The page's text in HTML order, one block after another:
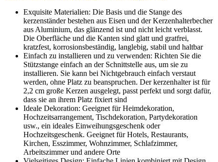
Exquisite Materialien: Die Basis und die Stange des
kerzenständer bestehen aus Eisen und der Kerzenhalterbecher
aus Aluminium, das glänzend ist und nicht leicht verblasst.
Die Oberfläche und die Kanten sind glatt und gratfrei,
kratzfest, korrosionsbeständig, langlebig, stabil und haltbar
Einfach zu installieren und zu verwenden: Richten Sie die
Stützstange einfach an der Schnittstelle aus, um sie zu
installieren. Sie kann bei Nichtgebrauch einfach verstaut
werden, ohne Platz zu beanspruchen. Der kerzenhalter ist für
2,2 cm große Kerzen ausgelegt, passt perfekt und sorgt dafür,
dass sie an ihrem Platz fixiert sind
Ideale Dekoration: Geeignet für Heimdekoration,
Hochzeitsarrangement, Tischdekoration, Partydekoration
usw., ein ideales Einweihungsgeschenk oder
Hochzeitsgeschenk. Geeignet für Hotels, Restaurants,
Kirchen, Esszimmer, Wohnzimmer, Schlafzimmer,
Arbeitszimmer und andere Orte